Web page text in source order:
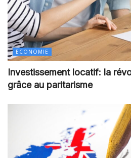
ECONOMIE
Investissement locatif: la
grâce au paritarisme